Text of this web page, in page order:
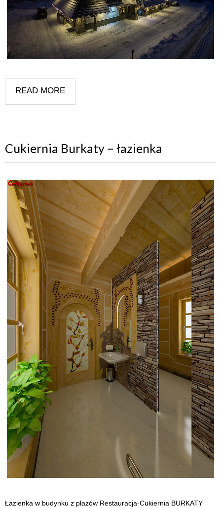
READ MORE
Cukiernia Burkaty – łazienka
Łazienka w budynku z płazów Restauracja-Cukiernia BURKATY